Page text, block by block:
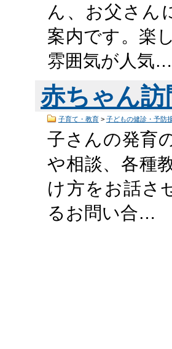
ん、お父さん
案内です。楽
雰囲気が人気
赤ちゃん
子育て・教育> 子どもの健診・予防
子さんの発育
や相談、各種
け方をお話さ
るお問い合…